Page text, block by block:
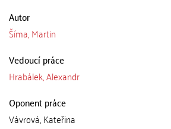
Autor
Šíma, Martin
Vedoucí práce
Hrabálek, Alexandr
Oponent práce
Vávrová, Kateřina